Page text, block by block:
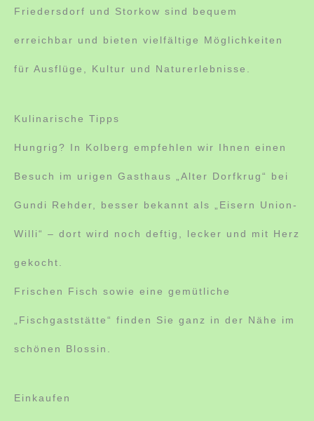
Friedersdorf und Storkow sind bequem
erreichbar und bieten vielfältige Möglichkeiten
für Ausflüge, Kultur und Naturerlebnisse.
Kulinarische Tipps
Hungrig? In Kolberg empfehlen wir Ihnen einen
Besuch im urigen Gasthaus „Alter Dorfkrug“ bei
Gundi Rehder, besser bekannt als „Eisern Union-
Willi“ – dort wird noch deftig, lecker und mit Herz
gekocht.
Frischen Fisch sowie eine gemütliche
„Fischgaststätte“ finden Sie ganz in der Nähe im
schönen Blossin.
Einkaufen